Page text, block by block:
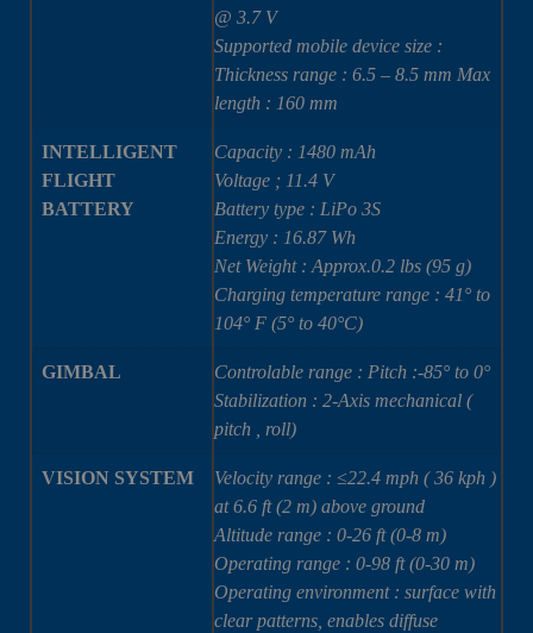
@ 3.7 V
Supported mobile device size :
Thickness range : 6.5 – 8.5 mm Max
length : 160 mm
INTELLIGENT
FLIGHT
BATTERY
Capacity : 1480 mAh
Voltage ; 11.4 V
Battery type : LiPo 3S
Energy : 16.87 Wh
Net Weight : Approx.0.2 lbs (95 g)
Charging temperature range : 41° to
104° F (5° to 40°C)
GIMBAL
Controlable range : Pitch :-85° to 0°
Stabilization : 2-Axis mechanical (
pitch , roll)
VISION SYSTEM
Velocity range : ≤22.4 mph ( 36 kph )
at 6.6 ft (2 m) above ground
Altitude range : 0-26 ft (0-8 m)
Operating range : 0-98 ft (0-30 m)
Operating environment : surface with
clear patterns, enables diffuse